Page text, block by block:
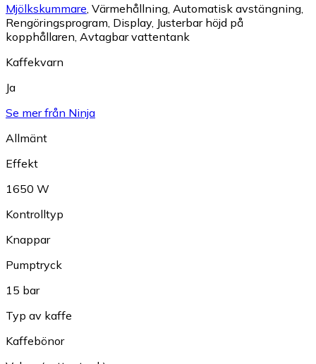
Mjölkskummare Värmehållning Automatisk avstängning
Rengöringsprogram Display, Justerbar höjd på
kopphållaren Avtagbar vattentank
Kaffekvarn
Ja
Se mer från Ninja
Allmänt
Effekt
1650 W
Kontrolltyp
Knappar
Pumptryck
15 bar
Typ av kaffe
Kaffebönor